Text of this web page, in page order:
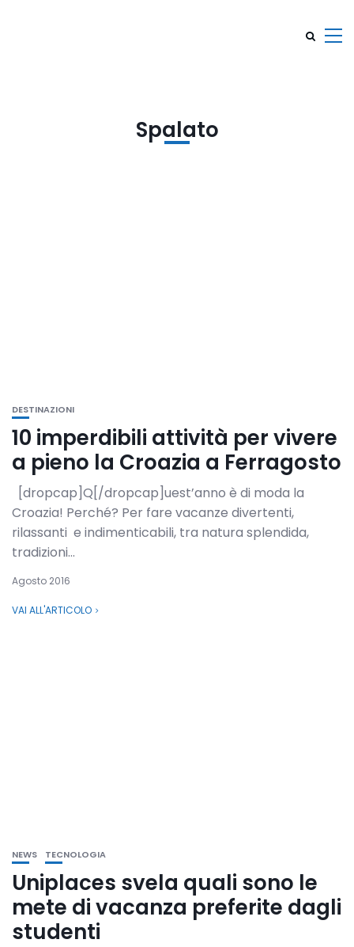
Spalato
DESTINAZIONI
10 imperdibili attività per vivere
a pieno la Croazia a Ferragosto
[dropcap]Q[/dropcap]uest’anno è di moda la
Croazia! Perché? Per fare vacanze divertenti,
rilassanti e indimenticabili, tra natura splendida,
tradizioni...
Agosto 2016
VAI ALL'ARTICOLO
NEWS TECNOLOGIA
Uniplaces svela quali sono le
mete di vacanza preferite dagli
studenti